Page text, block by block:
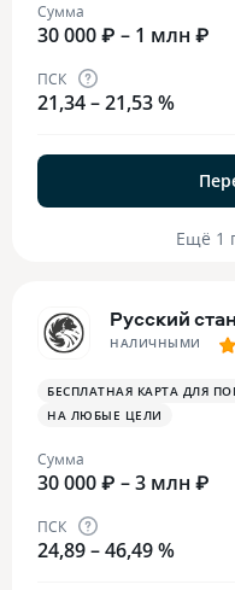
Сумма
30 000 ₽ – 1 млн ₽
ПСК
21,34 – 21,53 %
Ещё 1
Русский
НАЛИЧНЫМИ
БЕСПЛАТНАЯ КАРТА ДЛЯ
НА ЛЮБЫЕ ЦЕЛИ
Сумма
30 000 ₽ – 3 млн ₽
ПСК
24,89 – 46,49 %